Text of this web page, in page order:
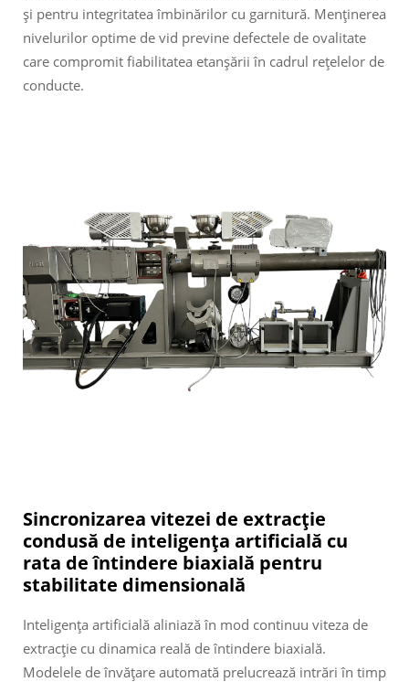
și pentru integritatea îmbinărilor cu garnitură. Menținerea
nivelurilor optime de vid previne defectele de ovalitate
care compromit fiabilitatea etanșării în cadrul rețelelor de
conducte.
Sincronizarea vitezei de extracție
condusă de inteligența artificială cu
rata de întindere biaxială pentru
stabilitate dimensională
Inteligența artificială aliniază în mod continuu viteza de
extracție cu dinamica reală de întindere biaxială.
Modelele de învățare automată prelucrează intrări în timp